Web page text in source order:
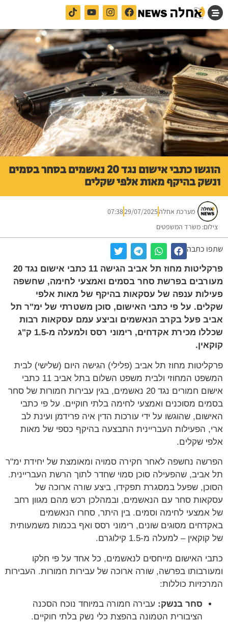
הוגשו כתבי אישום נגד 20 נאשמים בסחר בסמים
ונשק בהיקף מאות אלפי שקלים
מערכת אחלה29/07/2025
07:38
צילום: משרד המשפטים
שתפו כתבה
פרקליטות מחוז תל אביב הגישה 11 כתבי אישום נגד 20
מעורבים בפרשת סחר בסמים ואמצעי לחימה, שחשפה
פעילות ענפה של עסקאות בהיקף של מאות אלפי
שקלים. על פי כתבי האישום, סוכן משטרתי של ימ"ר תל
אביב פעל בקרב הנאשמים וביצע עמם עסקאות רבות
שכללו מכירת אקדחים, רימוני רסס ולמעלה מ-1.5 ק"ג
קוקאין.
פרקליטות מחוז תל אביב (פלילי) הגישה היום (שלישי) לבית
המשפט המחוזי ולבית משפט השלום בתל אביב 11 כתבי
אישום חמורים נגד 20 נאשמים, בגין עבירות חמורות של סחר
בסמים מסוכנים ואמצעי לחימה בלתי חוקיים. על פי כתבי
האישום, שהוגשו על ידי עורכות הדין איה פרידמן ועינת לב
ארי, הפעילות העבריינית התבצעה בהיקף כספי של מאות
אלפי שקלים.
הפרשה נחשפה לאחר חקירה סמויה ומאומצת של יחידת ימ"ר
תל אביב, שהפעילה סוכן סמוי שחדר לתוך הרשת העבריינית.
הסוכן, שפעל במסגרת תפקידו, ביצע שורה ארוכה של
עסקאות סחר עם הנאשמים, ובמהלכן רכש מהם מגוון רחב
של אמצעי לחימה וסמים. בין היתר, סחרו הנאשמים
באקדחים מסוגים שונים, רימוני רסס ואף בכמות משמעותית
של קוקאין – למעלה מ-1.5 קילוגרם.
כתבי האישום מייחסים לנאשמים, כל אחד על פי חלקו
ומעורבותו בפרשה, שורה ארוכה של עבירות חמורות. העבירות
המרכזיות כוללות:
סחר בנשק: עבירה חמורה במיוחד נוכח הסכנה
הציבורית הטמונה בהפצת כלי נשק בלתי חוקיים.